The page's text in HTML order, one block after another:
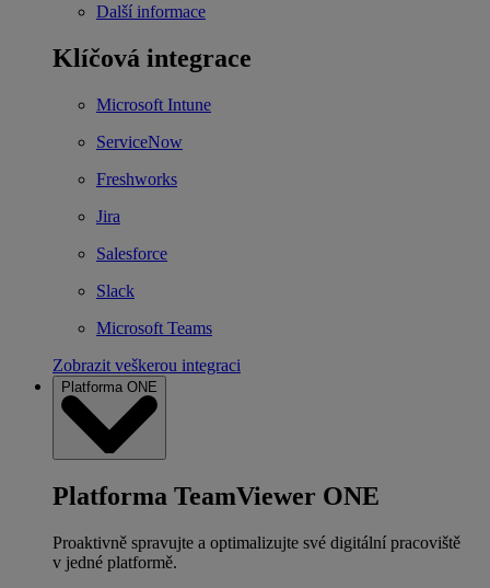
Další informace
Klíčová integrace
Microsoft Intune
ServiceNow
Freshworks
Jira
Salesforce
Slack
Microsoft Teams
Zobrazit veškerou integraci
Platforma ONE
Platforma TeamViewer ONE
Proaktivně spravujte a optimalizujte své digitální pracoviště
v jedné platformě.